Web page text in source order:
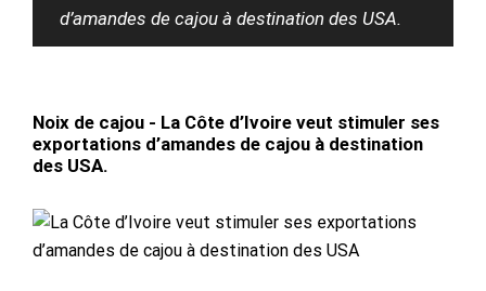
d’amandes de cajou à destination des USA.
Noix de cajou - La Côte d’Ivoire veut stimuler ses
exportations d’amandes de cajou à destination
des USA.